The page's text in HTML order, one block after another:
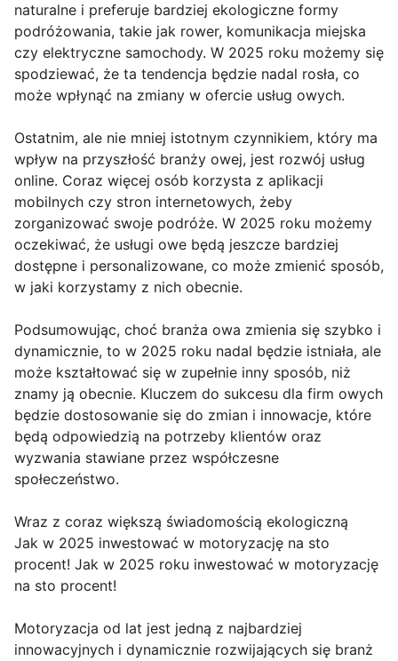
naturalne i preferuje bardziej ekologiczne formy
podróżowania, takie jak rower, komunikacja miejska
czy elektryczne samochody. W 2025 roku możemy się
spodziewać, że ta tendencja będzie nadal rosła, co
może wpłynąć na zmiany w ofercie usług owych.
Ostatnim, ale nie mniej istotnym czynnikiem, który ma
wpływ na przyszłość branży owej, jest rozwój usług
online. Coraz więcej osób korzysta z aplikacji
mobilnych czy stron internetowych, żeby
zorganizować swoje podróże. W 2025 roku możemy
oczekiwać, że usługi owe będą jeszcze bardziej
dostępne i personalizowane, co może zmienić sposób,
w jaki korzystamy z nich obecnie.
Podsumowując, choć branża owa zmienia się szybko i
dynamicznie, to w 2025 roku nadal będzie istniała, ale
może kształtować się w zupełnie inny sposób, niż
znamy ją obecnie. Kluczem do sukcesu dla firm owych
będzie dostosowanie się do zmian i innowacje, które
będą odpowiedzią na potrzeby klientów oraz
wyzwania stawiane przez współczesne
społeczeństwo.
Wraz z coraz większą świadomością ekologiczną
Jak w 2025 inwestować w motoryzację na sto
procent! Jak w 2025 roku inwestować w motoryzację
na sto procent!
Motoryzacja od lat jest jedną z najbardziej
innowacyjnych i dynamicznie rozwijających się branż